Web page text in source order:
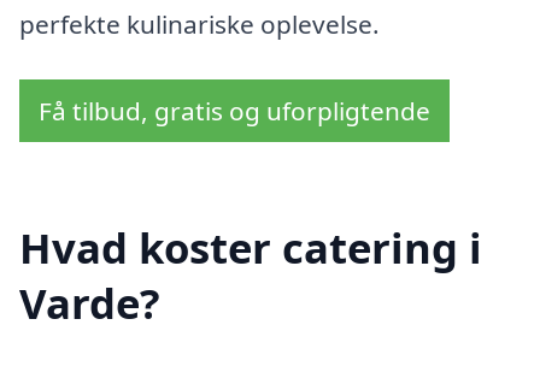
perfekte kulinariske oplevelse.
Få tilbud, gratis og uforpligtende
Hvad koster catering i
Varde?